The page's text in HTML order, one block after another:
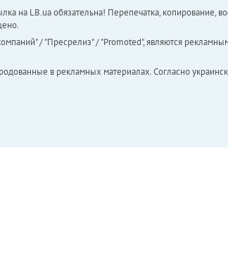
на LB.ua обязательна! Перепечатка, копирование,
/ "Пресрелиз" / "Promoted", являются
в рекламных материалах. Согласно